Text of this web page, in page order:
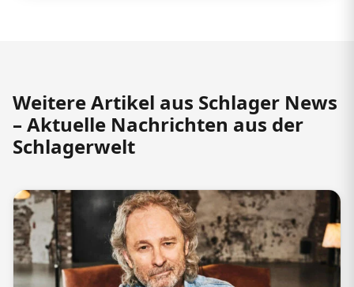
Weitere Artikel aus Schlager News
– Aktuelle Nachrichten aus der
Schlagerwelt